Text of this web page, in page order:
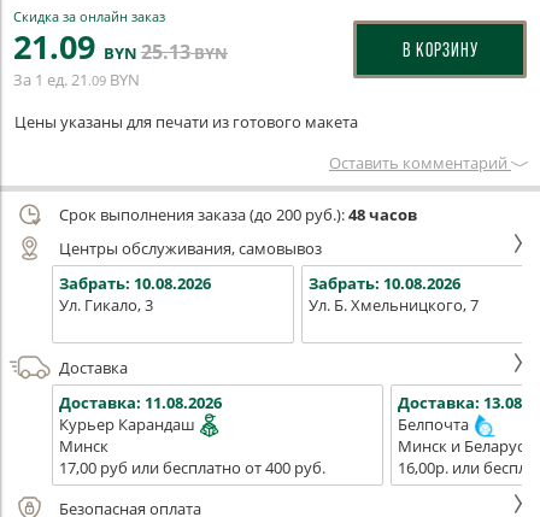
Скидка за онлайн заказ
21.09 BYN 25.13BYN
За 1 ед.21 .09 BYN
В КОРЗИНУ
Цены указаны для печати из готового макета
Оставить комментарий
Срок выполнения заказа (до 200 руб.):48 часов
Центры обслуживания, самовывоз
Забрать: 10.08.2026
Ул. Гикало, 3
Забрать: 10.08.2026
Ул. Б. Хмельницкого, 7
Доставка
Доставка: 11.08.2026
Курьер Карандаш
Минск
17,00 руб или бесплатно от 400 руб.
Доставка:
Белпочта
Минск и Беларусь
16,00р. или
Безопасная оплата